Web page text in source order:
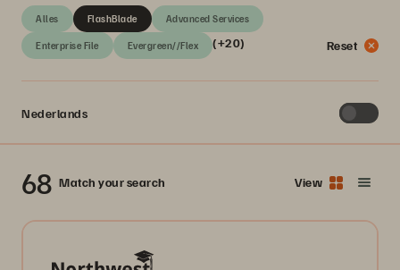
Alles Advanced Services
Enterprise File Evergreen//Flex
FlashBlade
(+20) Reset
Nederlands
68 Match your search View